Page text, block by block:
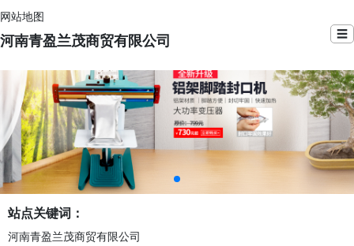
网站地图
河南青盈兰茂商贸有限公司 ☰
站点关键词：
河南青盈兰茂商贸有限公司